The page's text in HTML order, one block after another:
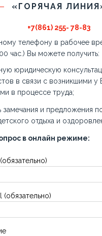
«ГОРЯЧАЯ
+7(861) 255- 78-83
телефону в рабочее
час.) Вы можете получить:
юридическую
в связи с возникшими у
в процессе труда;
замечания и предложения
отдыха и
в онлайн режиме:
(обязательно)